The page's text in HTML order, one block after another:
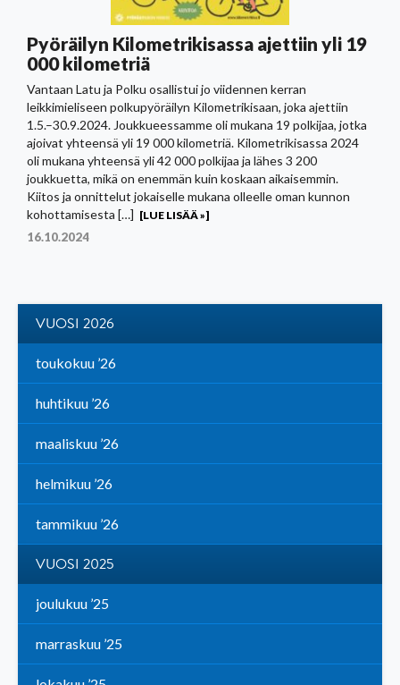
Pyöräilyn Kilometrikisassa ajettiin yli 19
000 kilometriä
Vantaan Latu ja Polku osallistui jo viidennen kerran
leikkimieliseen polkupyöräilyn Kilometrikisaan, joka ajettiin
1.5.–30.9.2024. Joukkueessamme oli mukana 19 polkijaa, jotka
ajoivat yhteensä yli 19 000 kilometriä. Kilometrikisassa 2024
oli mukana yhteensä yli 42 000 polkijaa ja lähes 3 200
joukkuetta, mikä on enemmän kuin koskaan aikaisemmin.
Kiitos ja onnittelut jokaiselle mukana olleelle oman kunnon
kohottamisesta […] [LUE LISÄÄ »]
16.10.2024
VUOSI 2026
toukokuu ’26
huhtikuu ’26
maaliskuu ’26
helmikuu ’26
tammikuu ’26
VUOSI 2025
joulukuu ’25
marraskuu ’25